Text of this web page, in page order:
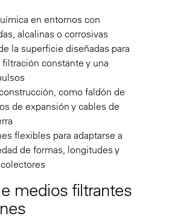
en entornos con
alcalinas o corrosivas
la superficie diseñadas para
constante y una
como faldón de
de expansión y cables de
flexibles para adaptarse a
de formas, longitudes y
medios filtrantes